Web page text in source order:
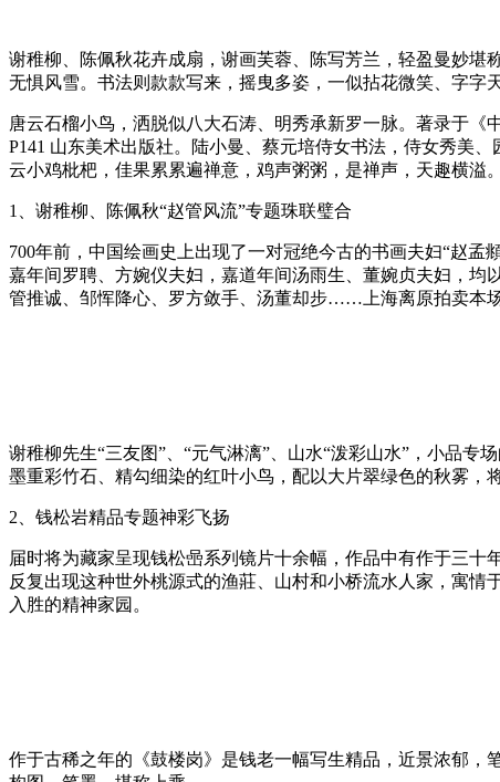
谢稚柳、陈佩秋花卉成扇，谢画芙蓉、陈写芳兰，轻盈曼妙堪
无惧风雪。书法则款款写来，摇曳多姿，一似拈花微笑、字字
唐云石榴小鸟，洒脱似八大石涛、明秀承新罗一脉。著录于《
P141 山东美术出版社。陆小曼、蔡元培侍女书法，侍女秀美
云小鸡枇杷，佳果累累遍禅意，鸡声粥粥，是禅声，天趣横溢。
1、谢稚柳、陈佩秋“赵管风流”专题珠联璧合
700年前，中国绘画史上出现了一对冠绝今古的书画夫妇“赵
嘉年间罗聘、方婉仪夫妇，嘉道年间汤雨生、董婉贞夫妇，
管推诚、邹恽降心、罗方敛手、汤董却步……上海离原拍卖本
谢稚柳先生“三友图”、“元气淋漓”、山水“泼彩山水”，小品专
墨重彩竹石、精勾细染的红叶小鸟，配以大片翠绿色的秋雾，
2、钱松岩精品专题神彩飞扬
届时将为藏家呈现钱松喦系列镜片十余幅，作品中有作于三
反复出现这种世外桃源式的渔莊、山村和小桥流水人家，寓
入胜的精神家园。
作于古稀之年的《鼓楼岗》是钱老一幅写生精品，近景浓郁，